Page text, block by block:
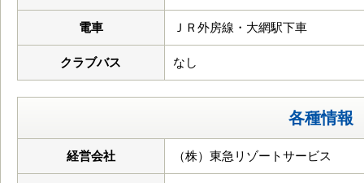
電車 ＪＲ外房線・大網駅下車
クラブバス なし
各種情報
経営会社 （株）東急リゾートサービス